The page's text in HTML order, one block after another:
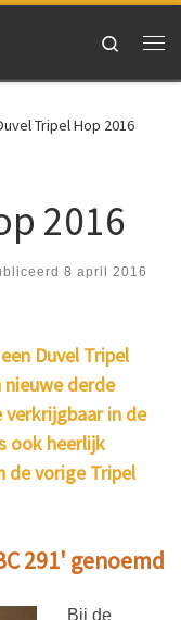
Search
Tripel Hop 2016
2016
8 april 2016
Duvel Tripel
nieuwe derde
in de
ook heerlijk
de vorige Tripel
291' genoemd
Bij de